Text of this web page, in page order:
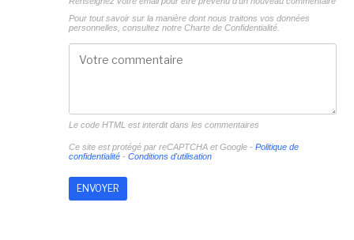
Pour tout savoir sur la manière dont nous traitons vos données
personnelles, consultez notre Charte de Confidentialité.
Le code HTML est interdit dans les commentaires
Ce site est protégé par reCAPTCHA et Google - Politique de
confidentialité- Conditions d'utilisation